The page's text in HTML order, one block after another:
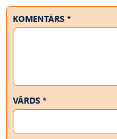
KOMENTĀRS *
VĀRDS *